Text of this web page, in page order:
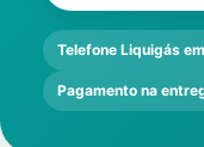
Telefone Liquigás
Pagamento na